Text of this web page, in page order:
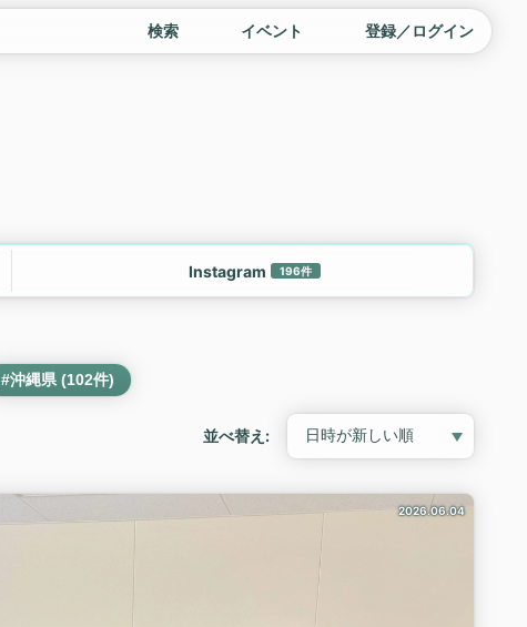
検索 イベント 登録／ログイン
Instagram 196件
#沖縄県 (102件)
並べ替え:
2026.06.04